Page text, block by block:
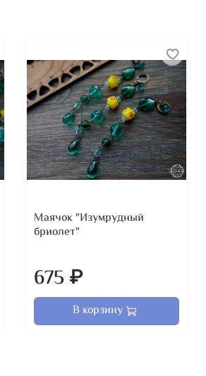
Маячок "Изумрудный
бриолет"
675 ₽
В корзину